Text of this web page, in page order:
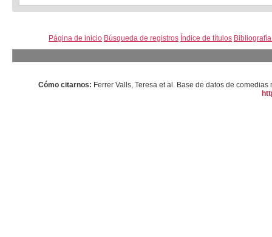
Página de inicio Búsqueda de registros Índice de títulos
Cómo citarnos: Ferrer Valls, Teresa et al. Base de datos de